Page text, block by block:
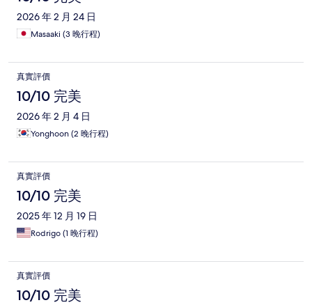
2026 年 2 月 24 日
Masaaki (3 晚行程)
真實評價
10/10 完美
2026 年 2 月 4 日
Yonghoon (2 晚行程)
真實評價
10/10 完美
2025 年 12 月 19 日
Rodrigo (1 晚行程)
真實評價
10/10 完美